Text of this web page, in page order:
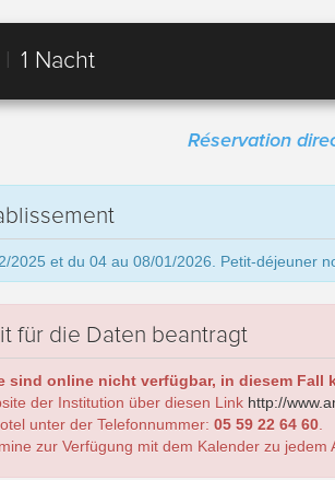
1 Nacht
Réservation
2025 et du 04 au 08/01/2026. Petit-déjeuner
für die Daten beantragt
sind online nicht verfügbar, in diesem Fall
der Institution über diesen Link http://
unter der Telefonnummer: 05 59 22 64 60
zur Verfügung mit dem Kalender zu jedem